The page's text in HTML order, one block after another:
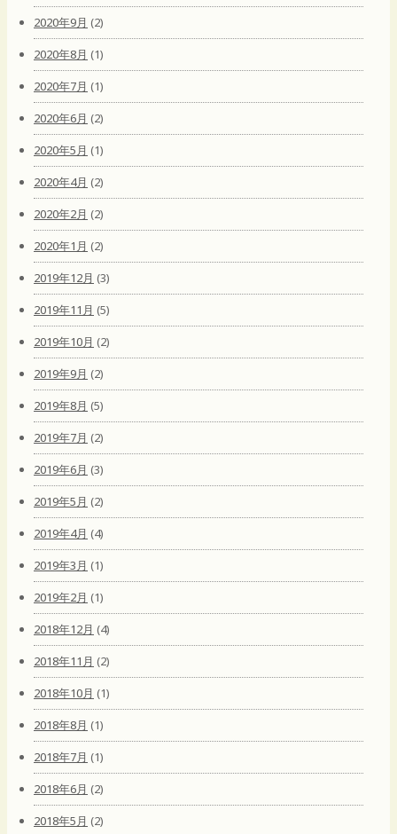
2020年9月 (2)
2020年8月 (1)
2020年7月 (1)
2020年6月 (2)
2020年5月 (1)
2020年4月 (2)
2020年2月 (2)
2020年1月 (2)
2019年12月 (3)
2019年11月 (5)
2019年10月 (2)
2019年9月 (2)
2019年8月 (5)
2019年7月 (2)
2019年6月 (3)
2019年5月 (2)
2019年4月 (4)
2019年3月 (1)
2019年2月 (1)
2018年12月 (4)
2018年11月 (2)
2018年10月 (1)
2018年8月 (1)
2018年7月 (1)
2018年6月 (2)
2018年5月 (2)